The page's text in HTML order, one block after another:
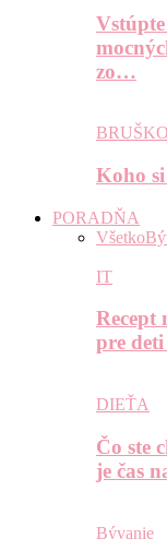
zo…
BRUŠKO
Koho
PORADŇA
Všetko
IT
Recept
pre
DIEŤA
Čo ste
je čas
Bývanie